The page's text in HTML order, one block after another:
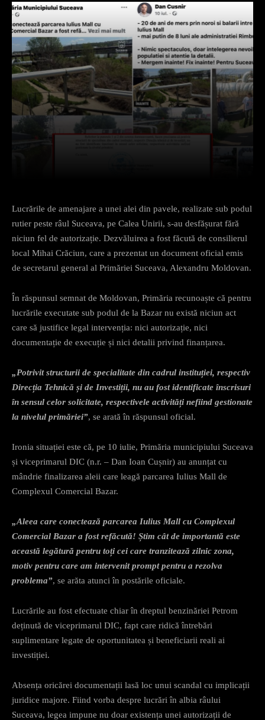
Lucrările de amenajare a unei alei din pavele, realizate sub podul
rutier peste râul Suceava, pe Calea Unirii, s-au desfășurat fără
niciun fel de autorizație. Dezvăluirea a fost făcută de consilierul
local Mihai Crăciun, care a prezentat un document oficial emis
de secretarul general al Primăriei Suceava, Alexandru Moldovan.
În răspunsul semnat de Moldovan, Primăria recunoaște că pentru
lucrările executate sub podul de la Bazar nu există niciun act
care să justifice legal intervenția: nici autorizație, nici
documentație de execuție și nici detalii privind finanțarea.
„Potrivit structurii de specialitate din cadrul instituției, respectiv
Direcția Tehnică și de Investiții, nu au fost identificate înscrisuri
în sensul celor solicitate, respectivele activități nefiind gestionate
la nivelul primăriei”, se arată în răspunsul oficial.
Ironia situației este că, pe 10 iulie, Primăria municipiului Suceava
și viceprimarul DIC (n.r. – Dan Ioan Cușnir) au anunțat cu
mândrie finalizarea aleii care leagă parcarea Iulius Mall de
Complexul Comercial Bazar.
„Aleea care conectează parcarea Iulius Mall cu Complexul
Comercial Bazar a fost refăcută! Știm cât de importantă este
această legătură pentru toți cei care tranzitează zilnic zona,
motiv pentru care am intervenit prompt pentru a rezolva
problema”, se arăta atunci în postările oficiale.
Lucrările au fost efectuate chiar în dreptul benzinăriei Petrom
deținută de viceprimarul DIC, fapt care ridică întrebări
suplimentare legate de oportunitatea și beneficiarii reali ai
investiției.
Absența oricărei documentații lasă loc unui scandal cu implicații
juridice majore. Fiind vorba despre lucrări în albia râului
Suceava, legea impune nu doar existența unei autorizații de